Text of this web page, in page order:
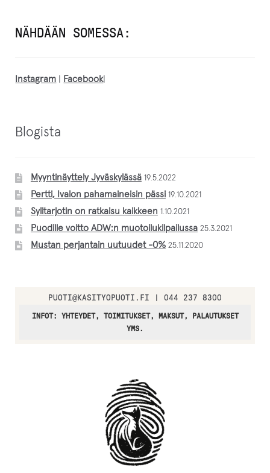
NÄHDÄÄN SOMESSA:
Instagram Facebook|
Blogista
Myyntinäyttely Jyväskylässä 19.5.2022
Pertti, Ivalon pahamaineisin pässi 19.10.2021
Sylitarjotin on ratkaisu kaikkeen 1.10.2021
Puodille voitto ADW:n muotoilukilpailussa 25.3.2021
Mustan perjantain uutuudet -0% 25.11.2020
PUOTI@KASITYOPUOTI.FI | 044 237 8300
INFOT: YHTEYDET, TOIMITUKSET, MAKSUT, PALAUTUKSET
YMS.